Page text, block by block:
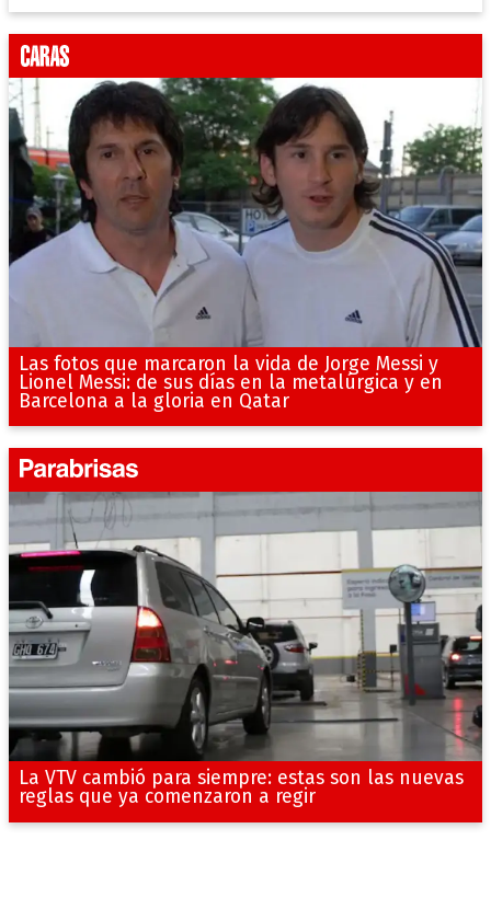
Las fotos que marcaron la vida de Jorge Messi y
Lionel Messi: de sus días en la metalúrgica y en
Barcelona a la gloria en Qatar
La VTV cambió para siempre: estas son las nuevas
reglas que ya comenzaron a regir